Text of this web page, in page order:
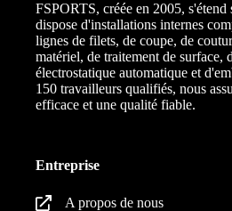
FSPORTS, créée en 2005, s'étend
dispose d'installations internes
lignes de filets, de coupe, de
matériel, de traitement de surface,
électrostatique automatique et
150 travailleurs qualifiés, nous
efficace et une qualité fiable.
Entreprise
A propos de nous